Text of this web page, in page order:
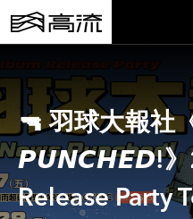
🔫 羽球大報
𝙋𝙐𝙉𝘾𝙃𝙀𝘿!》
Release Party